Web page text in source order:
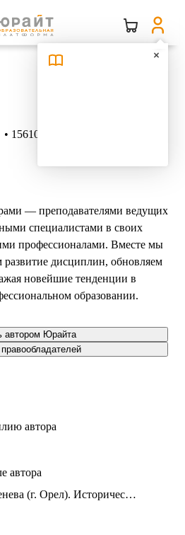
15610 авторов
— преподавателями ведущих
специалистами в своих
профессионалами. Вместе мы
развитие дисциплин, обновляем
новейшие тенденции в
образовании.
автором Юрайта
автора
автора
ОГУ имени И.С. Тургенева (г. Орел). Исторический факультет. Кафедра истории России